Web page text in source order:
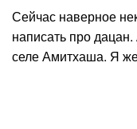
Сейчас наверное
написать про
селе Амитхаша. Я